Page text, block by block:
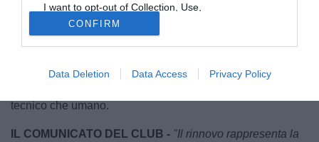
I want to opt-out of Collection, Use,
Retention, Sale, and/or Sharing of my
Personal Data that Is Unrelated with the
Purposes for which it was collected.
Opted Out
CONFIRM
Data Deletion Data Access Privacy Policy
volontà comune di dare continuità al lavoro iniziato.
Arrivato a Chiavari nell’estate del 2025
centrando l’obiettivo salvezza e gettando le basi per un
tecnico che umano.
IL COMUNICATO DEL CLUB - "Il rinnovo rappresenta la